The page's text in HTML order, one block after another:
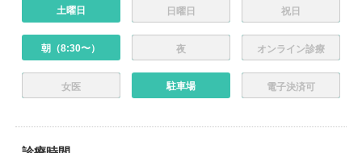
土曜日 日曜日 祝日
朝（8:30〜） 夜 オンライン診療
女医 駐車場 電子決済可